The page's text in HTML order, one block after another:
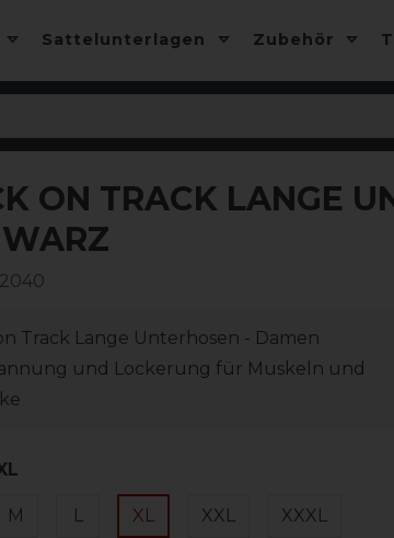
Sattelunterlagen Zubehör
ON TRACK LANGE
2040
Track Lange Unterhosen - Damen
und Lockerung für Muskeln und
M L XL XXL XXXL